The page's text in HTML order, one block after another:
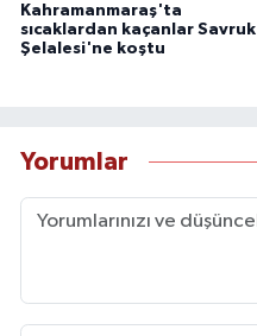
Kahramanmaraş'ta
sıcaklardan kaçanlar Savruk
Şelalesi'ne koştu
Yorumlar